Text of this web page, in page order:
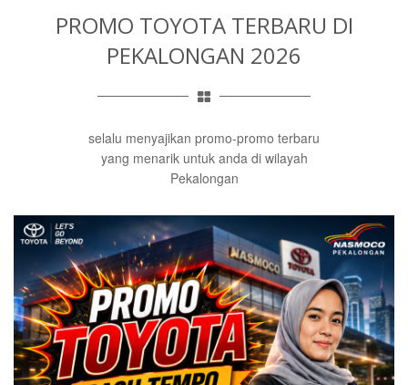
PROMO TOYOTA TERBARU DI
PEKALONGAN 2026
selalu menyajikan promo-promo terbaru
yang menarik untuk anda di wilayah
Pekalongan